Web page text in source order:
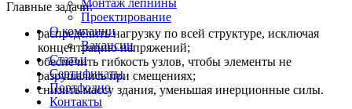
Монтаж лепнины
Проектирование
О компании
Вакансии
Статьи
Сертификаты
Портфолио
Контакты
Главные задачи:
распределить нагрузку по всей структуре, исключая
концентрацию напряжений;
обеспечить гибкость узлов, чтобы элементы не
разрушались при смещениях;
снизить массу здания, уменьшая инерционные силы.